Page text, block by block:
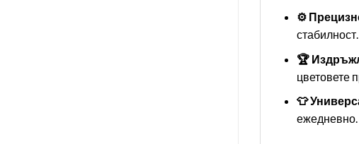
⚙️
стабилност.
🏆
цветовете
👕
ежедневно.